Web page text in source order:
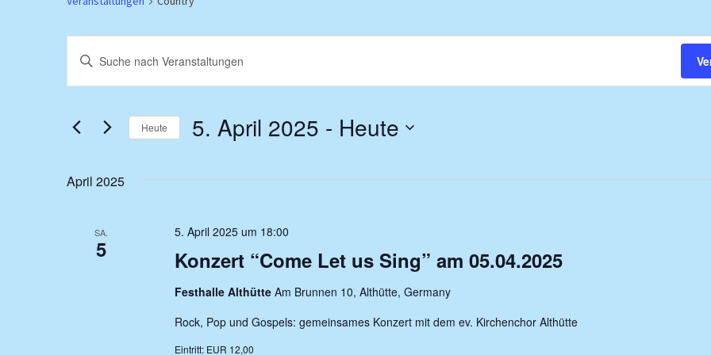
Veranstaltungen
Veranstaltungen
Suche
Ansichten,
Bitte
Suche
Veranstaltungen
Heute 5. April 2025 - Heute
wählen.
April 2025
SA.
5 Konzert “Come Let us Sing” am 05.04.2025
5. April 2025 um 18:00
Festhalle Althütte Am Brunnen 10, Althütte, Germany
Rock, Pop und Gospels: gemeinsames Konzert mit dem ev. Kirchenchor Althütte
Eintritt: EUR 12,00